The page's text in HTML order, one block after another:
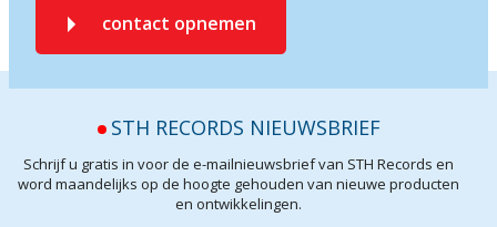
contact opnemen
STH RECORDS NIEUWSBRIEF
Schrijf u gratis in voor de e-mailnieuwsbrief van STH Records en
word maandelijks op de hoogte gehouden van nieuwe producten
en ontwikkelingen.